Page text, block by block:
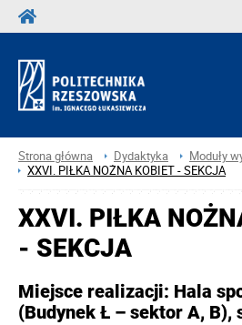
Strona główna Dydaktyka
Moduły
XXVI. PIŁKA NOŻNA KOBIET - SEKCJA
XXVI. PIŁKA
- SEKCJA
Miejsce realizacji: Hala
(Budynek Ł – sektor A, B),